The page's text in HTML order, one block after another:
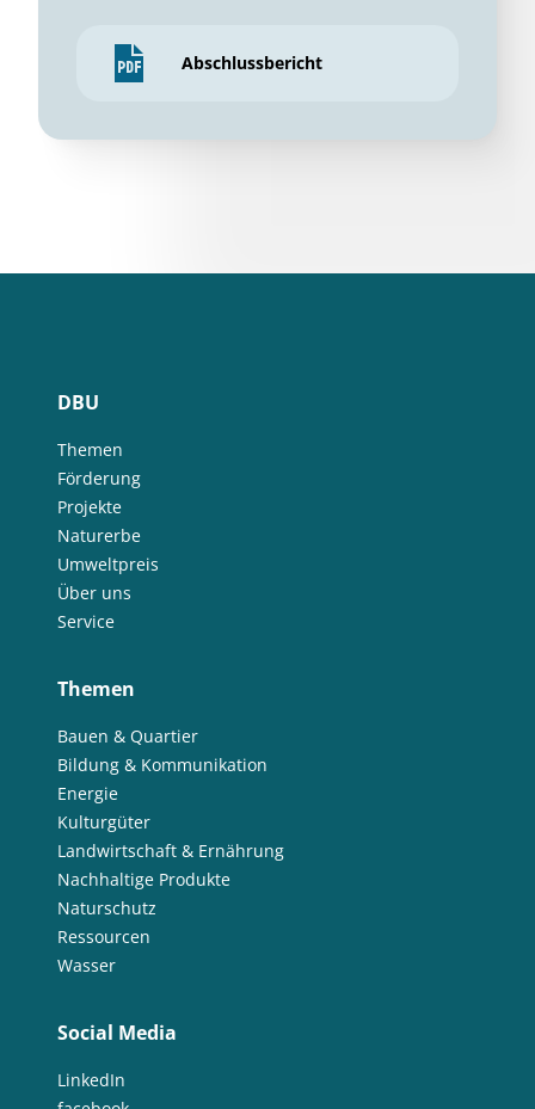
Abschlussbericht
DBU
Themen
Förderung
Projekte
Naturerbe
Umweltpreis
Über uns
Service
Themen
Bauen & Quartier
Bildung & Kommunikation
Energie
Kulturgüter
Landwirtschaft & Ernährung
Nachhaltige Produkte
Naturschutz
Ressourcen
Wasser
Social Media
LinkedIn